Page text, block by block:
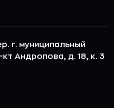
г. муниципальный
Андропова, д. 18, к. 3